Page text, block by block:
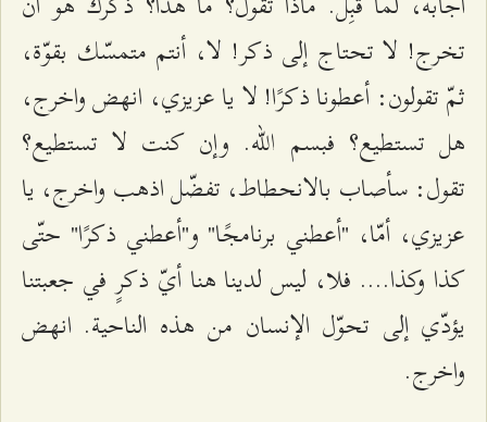
تخرج! لا تحتاج إلى ذكر! لا، أنتم متمسّك بقوّة،
ثمّ تقولون: أعطونا ذكرًا! لا يا عزيزي، انهض واخرج،
هل تستطيع؟ فبسم الله. وإن كنت لا تستطيع؟
تقول: سأصاب بالانحطاط، تفضّل اذهب واخرج، يا
عزيزي، أمّا، "أعطني برنامجًا" و"أعطني ذكرًا" حتّى
كذا وكذا.... فلا، ليس لدينا هنا أيّ ذكرٍ في جعبتنا
يؤدّي إلى تحوّل الإنسان من هذه الناحية. انهض
واخرج.